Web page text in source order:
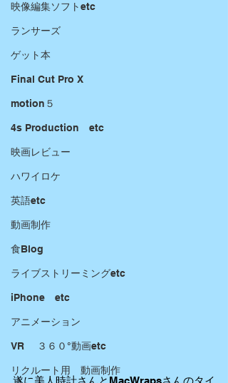
映像編集ソフトetc
ランサーズ
ゲット本
Final Cut Pro X
motion５
4s Production etc
映画レビュー
ハワイロケ
英語etc
動画制作
食Blog
ライブストリーミングetc
iPhone etc
アニメーション
VR ３６０°動画etc
リクルート用 動画制作
遂に美人時計さんとMacWrapsさんのタイ